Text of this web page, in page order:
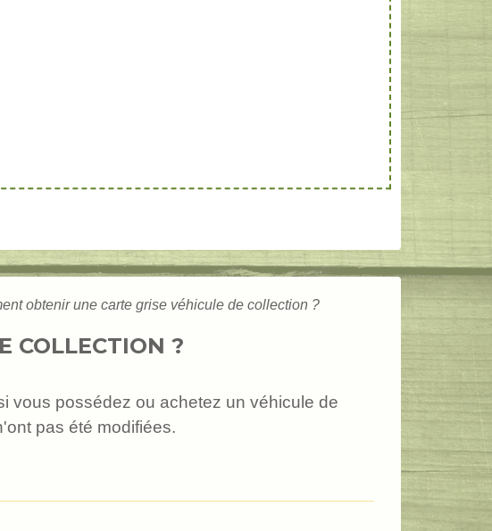
obtenir une carte grise véhicule de collection ?
COLLECTION ?
vous possédez ou achetez un véhicule de
pas été modifiées.